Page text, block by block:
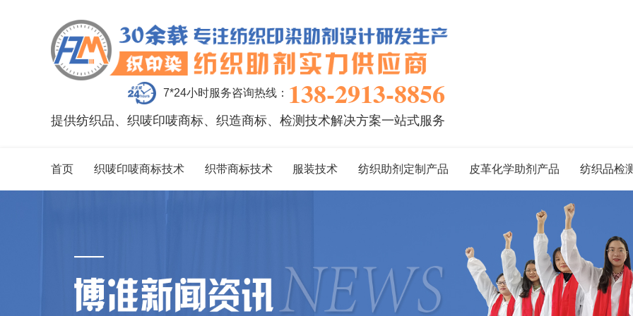
7*24小时服务咨询热线： 138-2913-8856
提供纺织品、织唛印唛商标、织造商标、检测技术解决方案一站式服务
首页 织唛印唛商标技术 织带商标技术 服装技术 纺织助剂定制产品 皮革化学助剂产品 纺织品检